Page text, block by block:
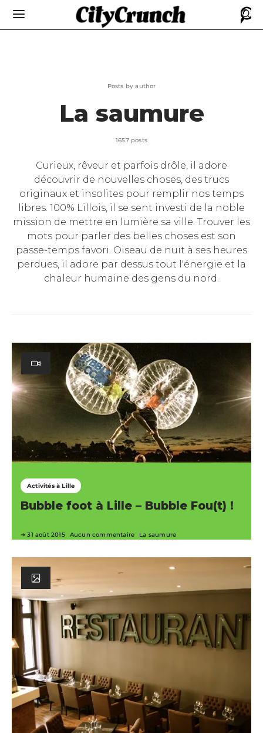
Posts by author
La saumure
1657 posts
Curieux, rêveur et parfois drôle, il adore
découvrir de nouvelles choses, des trucs
originaux et insolites pour remplir nos temps
libres. 100% Lillois, il se sent investi de la noble
mission de mettre en lumière sa ville. Trouver les
mots pour parler des belles choses est son
passe-temps favori. Oiseau de nuit à ses heures
perdues, il adore par dessus tout l'énergie et la
chaleur humaine des gens du nord.
Activités à Lille
Bubble foot à Lille – Bubble Fou(t) !
31 août 2015 Aucun commentaire La saumure